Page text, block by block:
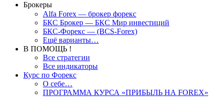
Брокеры
Alfa Forex — брокер форекс
БКС Брокер — БКС Мир инвестиций
БКС-Форекс — (BCS-Forex)
Ещё варианты…
В ПОМОЩЬ !
Все стратегии
Все индикаторы
Курс по Форекс
О себе…
ПРОГРАММА КУРСА «ПРИБЫЛЬ НА FOREX»